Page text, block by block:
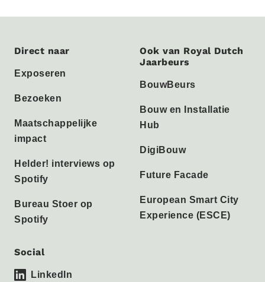
Direct naar
Exposeren
Bezoeken
Maatschappelijke
impact
Helder! interviews op
Spotify
Bureau Stoer op
Spotify
Ook van Royal Dutch
Jaarbeurs
BouwBeurs
Bouw en Installatie
Hub
DigiBouw
Future Facade
European Smart City
Experience (ESCE)
Social
LinkedIn